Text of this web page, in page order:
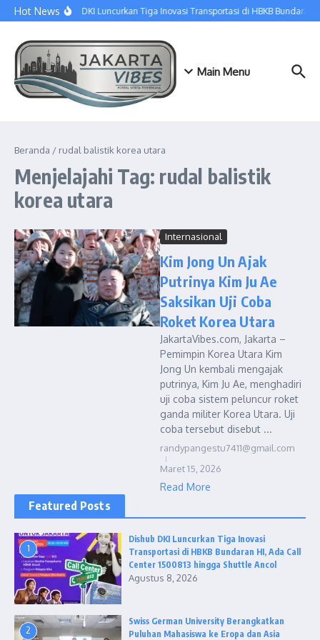
Lewati ke konten
Hot NewsDishub DKI Luncurkan Tiga Inovasi Transportasi di HBKB Bundaran
Main Menu
Beranda / rudal balistik korea utara
Menjelajahi Tag: rudal balistik
korea utara
Internasional
Kim Jong Un Ajak
Putrinya Kim Ju Ae
Saksikan Uji Coba
Roket Korea Utara
JakartaVibes.com, Jakarta –
Pemimpin Korea Utara Kim
Jong Un kembali mengajak
putrinya, Kim Ju Ae, menghadiri
uji coba sistem peluncur roket
ganda militer Korea Utara. Uji
coba tersebut disebut ...
randypangestu7411@gmail.com
Maret 15, 2026
Read More
Featured Posts
1
Dishub DKI Luncurkan Tiga Inovasi
Transportasi di HBKB Bundaran HI, Ada Call
Center 1500813 hingga Shuttle Ancol
Agustus 8, 2026
2
Swiss German University Berangkatkan
Puluhan Mahasiswa ke Eropa dan Asia